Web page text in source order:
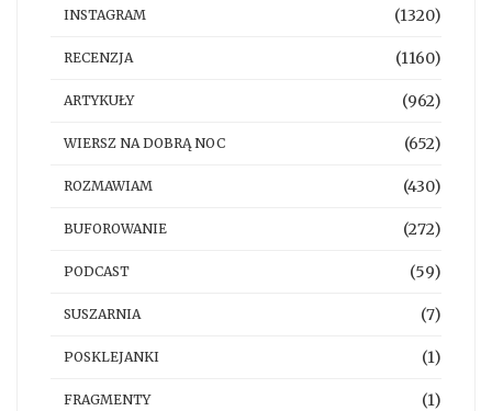
INSTAGRAM (1320)
RECENZJA (1160)
ARTYKUŁY (962)
WIERSZ NA DOBRĄ NOC (652)
ROZMAWIAM (430)
BUFOROWANIE (272)
PODCAST (59)
SUSZARNIA (7)
POSKLEJANKI (1)
FRAGMENTY (1)